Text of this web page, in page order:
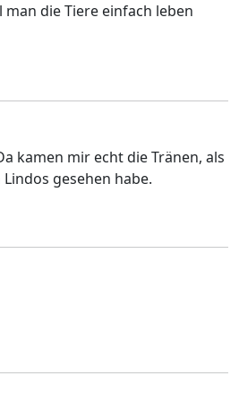
die Tiere einfach leben
kamen mir echt die Tränen, als
gesehen habe.